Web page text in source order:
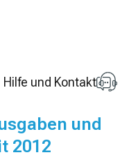
Hilfe und Kontakt
und
2012